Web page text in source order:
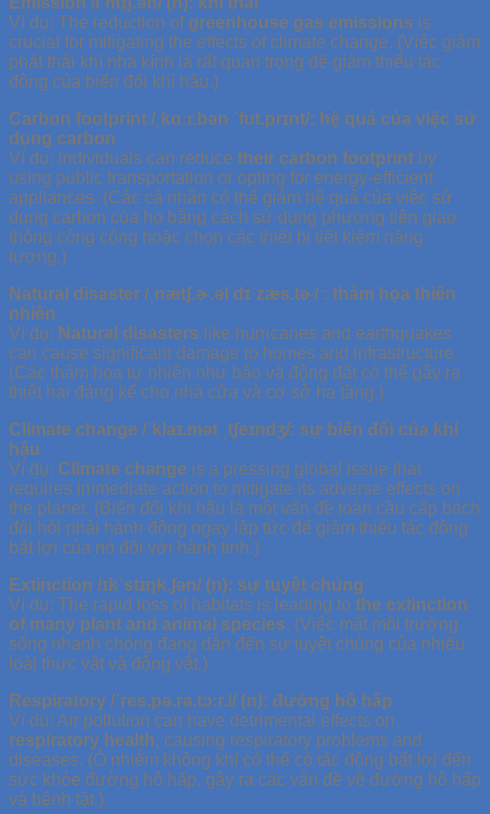
Ví dụ: The reduction of greenhouse gas emissions is
crucial for mitigating the effects of climate change. (Việc giảm
phát thải khí nhà kính là rất quan trọng để giảm thiểu tác
động của biến đổi khí hậu.)
Carbon footprint /ˌkɑːr.bən ˈfʊt.prɪnt/: hệ quả của việc sử
dụng carbon
Ví dụ: Individuals can reduce their carbon footprint by
using public transportation or opting for energy-efficient
appliances. (Các cá nhân có thể giảm hệ quả của việc sử
dụng carbon của họ bằng cách sử dụng phương tiện giao
thông công cộng hoặc chọn các thiết bị tiết kiệm năng
lượng.)
Natural disaster /ˌnætʃ.ɚ.əl dɪˈzæs.tɚ/ : thảm họa thiên
nhiên
Ví dụ: Natural disasters like hurricanes and earthquakes
can cause significant damage to homes and infrastructure.
(Các thảm họa tự nhiên như bão và động đất có thể gây ra
thiệt hại đáng kể cho nhà cửa và cơ sở hạ tầng.)
Climate change /ˈklaɪ.mət ˌtʃeɪndʒ/: sự biến đổi của khí
hậu
Ví dụ: Climate change is a pressing global issue that
requires immediate action to mitigate its adverse effects on
the planet. (Biến đổi khí hậu là một vấn đề toàn cầu cấp bách
đòi hỏi phải hành động ngay lập tức để giảm thiểu tác động
bất lợi của nó đối với hành tinh.)
Extinction /ɪkˈstɪŋk.ʃən/ (n): sự tuyệt chủng
Ví dụ: The rapid loss of habitats is leading to the extinction
of many plant and animal species. (Việc mất môi trường
sống nhanh chóng đang dẫn đến sự tuyệt chủng của nhiều
loài thực vật và động vật.)
Respiratory /ˈres.pə.rə.tɔːr.i/ (n): đường hô hấp
Ví dụ: Air pollution can have detrimental effects on
respiratory health, causing respiratory problems and
diseases. (Ô nhiễm không khí có thể có tác động bất lợi đến
sức khỏe đường hô hấp, gây ra các vấn đề về đường hô hấp
và bệnh tật.)